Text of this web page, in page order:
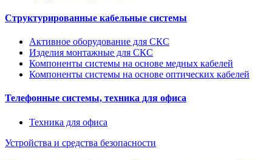
Структурированные кабельные системы
Активное оборудование для СКС
Изделия монтажные для СКС
Компоненты системы на основе медных кабелей
Компоненты системы на основе оптических кабелей
Телефонные системы, техника для офиса
Техника для офиса
Устройства и средства безопасности